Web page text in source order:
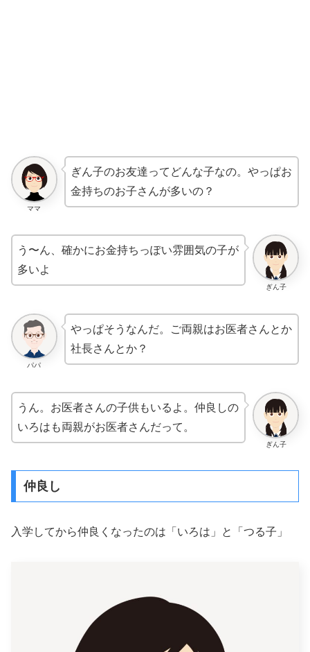
ママ
ぎん子のお友達ってどんな子なの。やっぱお
金持ちのお子さんが多いの？
ぎん子
う〜ん、確かにお金持ちっぽい雰囲気の子が
多いよ
パパ
やっぱそうなんだ。ご両親はお医者さんとか
社長さんとか？
ぎん子
うん。お医者さんの子供もいるよ。仲良しの
いろはも両親がお医者さんだって。
仲良し
入学してから仲良くなったのは「いろは」と「つる子」